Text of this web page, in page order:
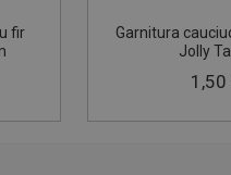
fir
Garnitura
Jolly
1,50